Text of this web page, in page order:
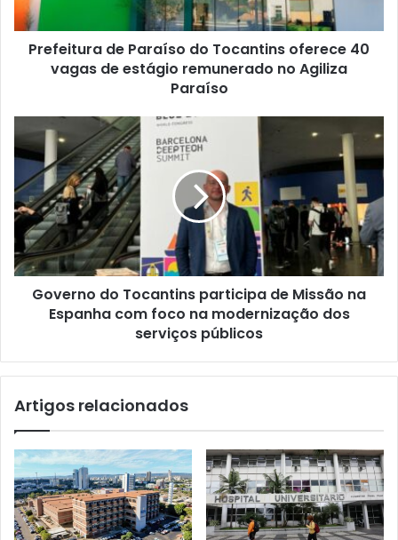
Prefeitura de Paraíso do Tocantins oferece 40
vagas de estágio remunerado no Agiliza
Paraíso
Governo do Tocantins participa de Missão na
Espanha com foco na modernização dos
serviços públicos
Artigos relacionados